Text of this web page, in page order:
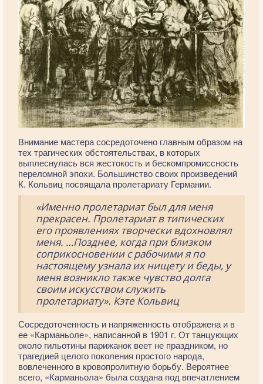
Внимание мастера сосредоточено главным образом на
тех трагических обстоятельствах, в которых
выплеснулась вся жестокость и бескомпромиссность
переломной эпохи. Большинство своих произведений
К. Кольвиц посвящала пролетариату Германии.
«Именно пролетариат был для меня
прекрасен. Пролетариат в типических
его проявлениях творчески вдохновлял
меня. …Позднее, когда при близком
соприкосновении с рабочими я по
настоящему узнала их нищету и беды, у
меня возникло также чувство долга
своим искусством служить
пролетариату». Кэте Кольвиц
Сосредоточенность и напряженность отображена и в
ее «Карманьоле», написанной в 1901 г. От танцующих
около гильотины парижанок веет не праздником, но
трагедией целого поколения простого народа,
вовлеченного в кровопролитную борьбу. Вероятнее
всего, «Карманьола» была создана под впечатлением